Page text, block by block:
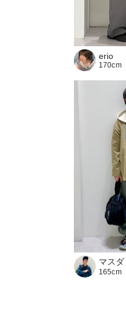
erio
170cm
マスダ
165cm